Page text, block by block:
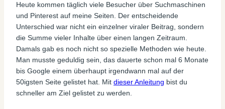
Heute kommen täglich viele Besucher über Suchmaschinen
und Pinterest auf meine Seiten. Der entscheidende
Unterschied war nicht ein einzelner viraler Beitrag, sondern
die Summe vieler Inhalte über einen langen Zeitraum.
Damals gab es noch nicht so spezielle Methoden wie heute.
Man musste geduldig sein, das dauerte schon mal 6 Monate
bis Google einem überhaupt irgendwann mal auf der
50igsten Seite gelistet hat. Mit dieser Anleitung bist du
schneller am Ziel gelistet zu werden.